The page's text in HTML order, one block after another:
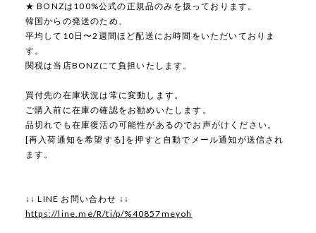
★ BONZは100%公式の正規品のみを扱っております。
韓国からの発送のため、
平均して10日〜2週間ほど配送にお時間をいただいておりま
す。
関税は当店BONZにて負担いたします。
買付先の在庫状況は常に変動します。
ご購入前に在庫の確認をお勧めいたします。
品切れでも在庫復活の可能性があるのでお声がけください。
[再入荷通知を希望する]を押すと自動でメール通知が送信され
ます。
↓↓ LINE お問い合わせ ↓↓
https://line.me/R/ti/p/%40857meyoh